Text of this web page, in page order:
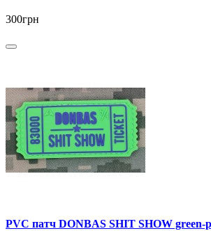
300грн
PVC патч DONBAS SHIT SHOW green-